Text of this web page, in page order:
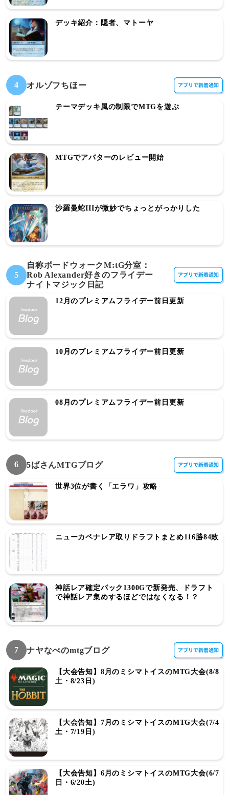
デッキ紹介：隠者、マトーヤ
4 オルゾフちほー
テーマデッキ風の制限でMTGを遊ぶ
MTGでアバターのレビュー開始
沙羅曼蛇IIIが微妙でちょっとがっかりした
5
自称ボードウォークM:tG分室：
Rob Alexander好きのフライデー
ナイトマジック日記
12月のプレミアムフライデー前日更新
10月のプレミアムフライデー前日更新
08月のプレミアムフライデー前日更新
6 5ばさんMTGブログ
世界3位が書く「エラワ」攻略
ニューカペナレア取りドラフトまとめ116勝84敗
神話レア確定パック1300Gで新発売、ドラフト
で神話レア集めするほどではなくなる！？
7 ナヤなべのmtgブログ
【大会告知】8月のミシマトイスのMTG大会(8/8
土・8/23日)
【大会告知】7月のミシマトイスのMTG大会(7/4
土・7/19日)
【大会告知】6月のミシマトイスのMTG大会(6/7
日・6/20土)